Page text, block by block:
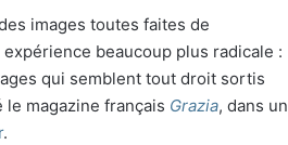
images toutes faites de
beaucoup plus radicale :
qui semblent tout droit sortis
le magazine français Grazia, dans un
.